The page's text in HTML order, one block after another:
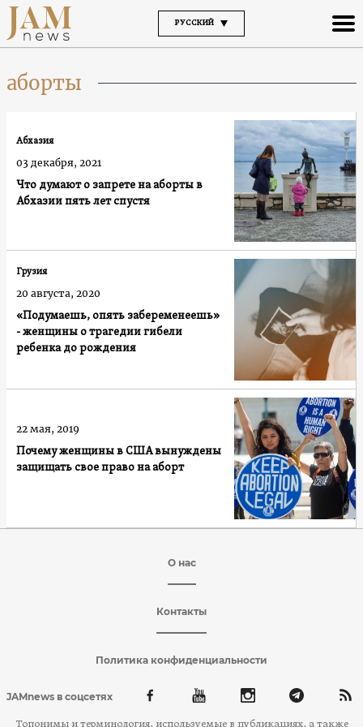
РУССКИЙ
аборты
Что думают о запрете на аборты в
Абхазии пять лет спустя
Абхазия
03 декабря, 2021
«Подумаешь, опять забеременеешь»
- женщины о трагедии гибели
ребенка до рождения
Грузия
20 августа, 2020
Почему женщины в США вынуждены
защищать свое право на аборт
22 мая, 2019
О нас
Контакты
Политика конфиденциальности
JAMnews в соцсетях
Топонимы и терминология, используемые в публикациях, а также